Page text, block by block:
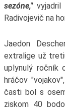
sezóne,"vyjadril
Radivojevič na
Jaedon
extralige už
uplynulý ročník
hráčov
časti bol s
ziskom 40